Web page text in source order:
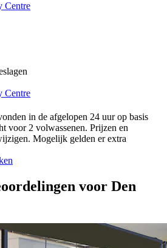
Centre
Centre
in de afgelopen 24 uur op basis
voor 2 volwassenen. Prijzen en
Mogelijk gelden er extra
voor Den